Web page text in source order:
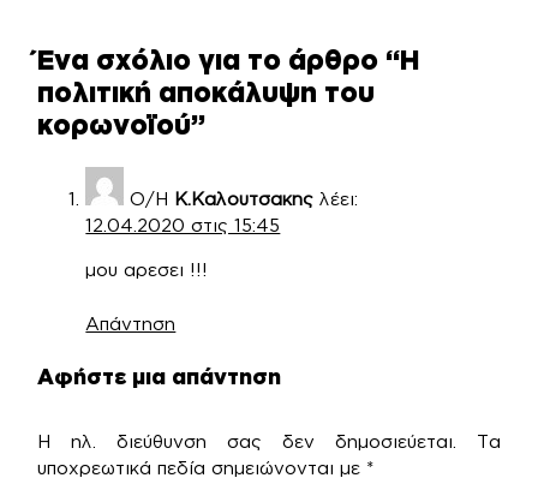
Ένα σχόλιο για το άρθρο “Η
πολιτική αποκάλυψη του
κορωνοϊού”
Ο/Η Κ.Καλουτσακης λέει:
12.04.2020 στις 15:45
μου αρεσει !!!
Απάντηση
Αφήστε μια απάντηση
Η ηλ. διεύθυνση σας δεν δημοσιεύεται.
Τα
υποχρεωτικά πεδία σημειώνονται με *